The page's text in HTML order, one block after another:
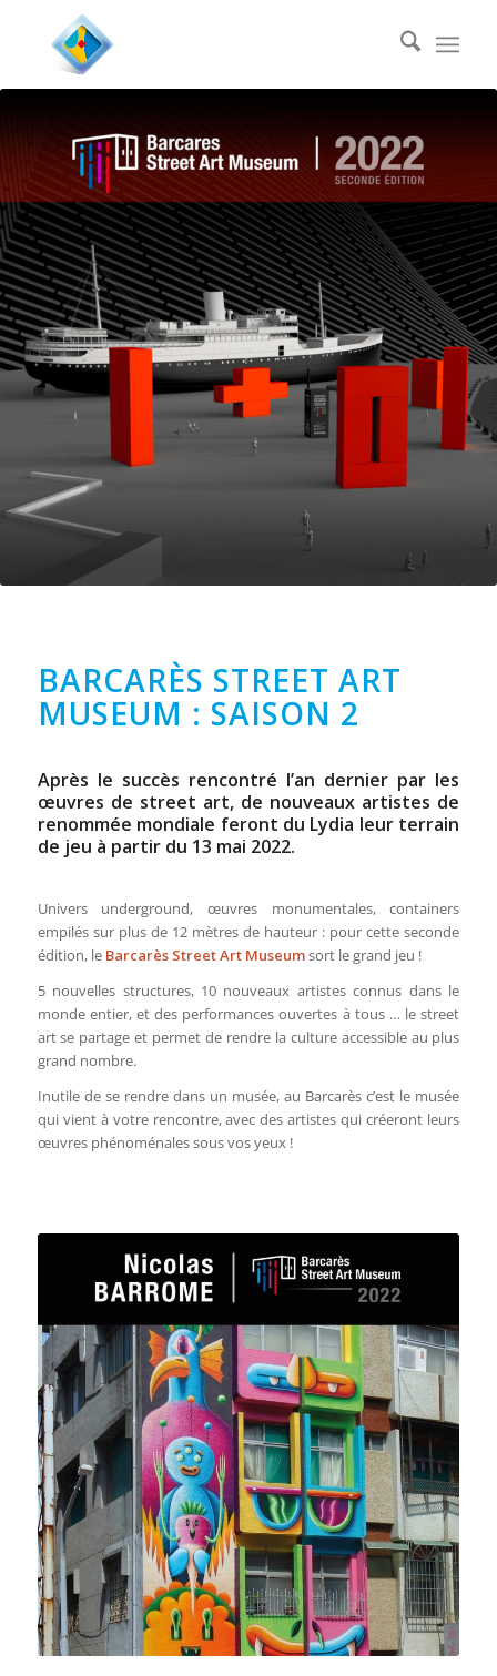
BARCARÈS STREET ART
MUSEUM : SAISON 2
Après le succès rencontré l’an dernier par les
œuvres de street art, de nouveaux artistes de
renommée mondiale feront du Lydia leur terrain
de jeu à partir du 13 mai 2022.
Univers underground, œuvres monumentales, containers
empilés sur plus de 12 mètres de hauteur : pour cette seconde
édition, le Barcarès Street Art Museumsort le grand jeu !
5 nouvelles structures, 10 nouveaux artistes connus dans le
monde entier, et des performances ouvertes à tous … le street
art se partage et permet de rendre la culture accessible au plus
grand nombre.
Inutile de se rendre dans un musée, au Barcarès c’est le musée
qui vient à votre rencontre, avec des artistes qui créeront leurs
œuvres phénoménales sous vos yeux !